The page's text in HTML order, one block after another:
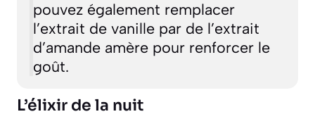
pouvez également remplacer
l’extrait de vanille par de l’extrait
d’amande amère pour renforcer le
goût.
L’élixir de la nuit